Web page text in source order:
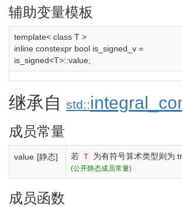
辅助变量模板
template< class T >
inline constexpr bool is_signed_v =
is_signed<T>::value;
继承自 std::
成员常量
value [静态] 若 T 为有符号算术类型则为
(公开静态成员常量)
成员函数